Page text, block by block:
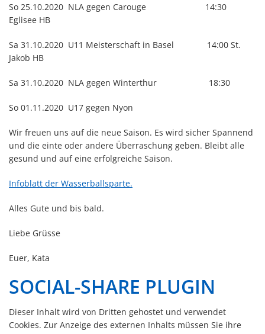
So 25.10.2020 NLA gegen Carouge 14:30
Eglisee HB
Sa 31.10.2020 U11 Meisterschaft in Basel 14:00 St.
Jakob HB
Sa 31.10.2020 NLA gegen Winterthur 18:30
So 01.11.2020 U17 gegen Nyon
Wir freuen uns auf die neue Saison. Es wird sicher Spannend
und die einte oder andere Überraschung geben. Bleibt alle
gesund und auf eine erfolgreiche Saison.
Infoblatt der Wasserballsparte.
Alles Gute und bis bald.
Liebe Grüsse
Euer, Kata
SOCIAL-SHARE PLUGIN
Dieser Inhalt wird von Dritten gehostet und verwendet
Cookies. Zur Anzeige des externen Inhalts müssen Sie ihre